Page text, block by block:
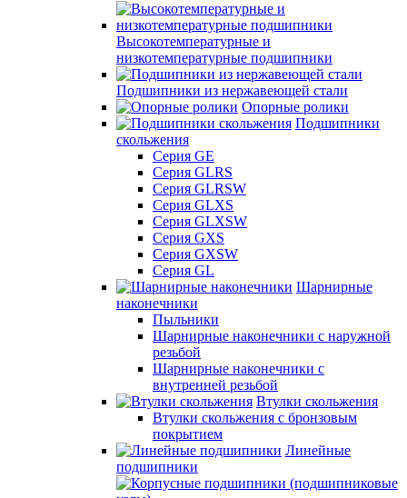
Высокотемпературные и
низкотемпературные подшипники
Подшипники из нержавеющей стали
Опорные ролики
Подшипники
скольжения
Серия GE
Серия GLRS
Серия GLRSW
Серия GLXS
Серия GLXSW
Серия GXS
Серия GXSW
Серия GL
Шарнирные
наконечники
Пыльники
Шарнирные наконечники с наружной
резьбой
Шарнирные наконечники с
внутренней резьбой
Втулки скольжения
Втулки скольжения с бронзовым
покрытием
Линейные
подшипники